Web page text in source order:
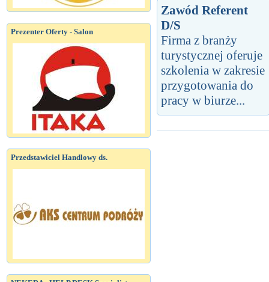
Prezenter Oferty - Salon
Przedstawiciel Handlowy ds.
Zawód Referent
D/S
Firma z branży
turystycznej oferuje
szkolenia w zakresie
przygotowania do
pracy w biurze...